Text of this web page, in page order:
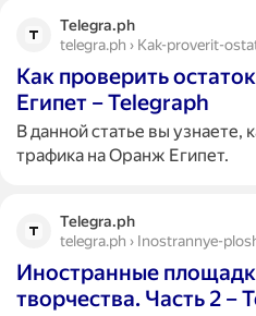
Telegra.ph
telegra.ph › Kak-proverit-
Как проверить
Египет – Telegraph
В данной статье вы узнаете,
трафика на Оранж Египет.
Telegra.ph
telegra.ph › Inostrannye-
Иностранные
творчества. Часть 2 –